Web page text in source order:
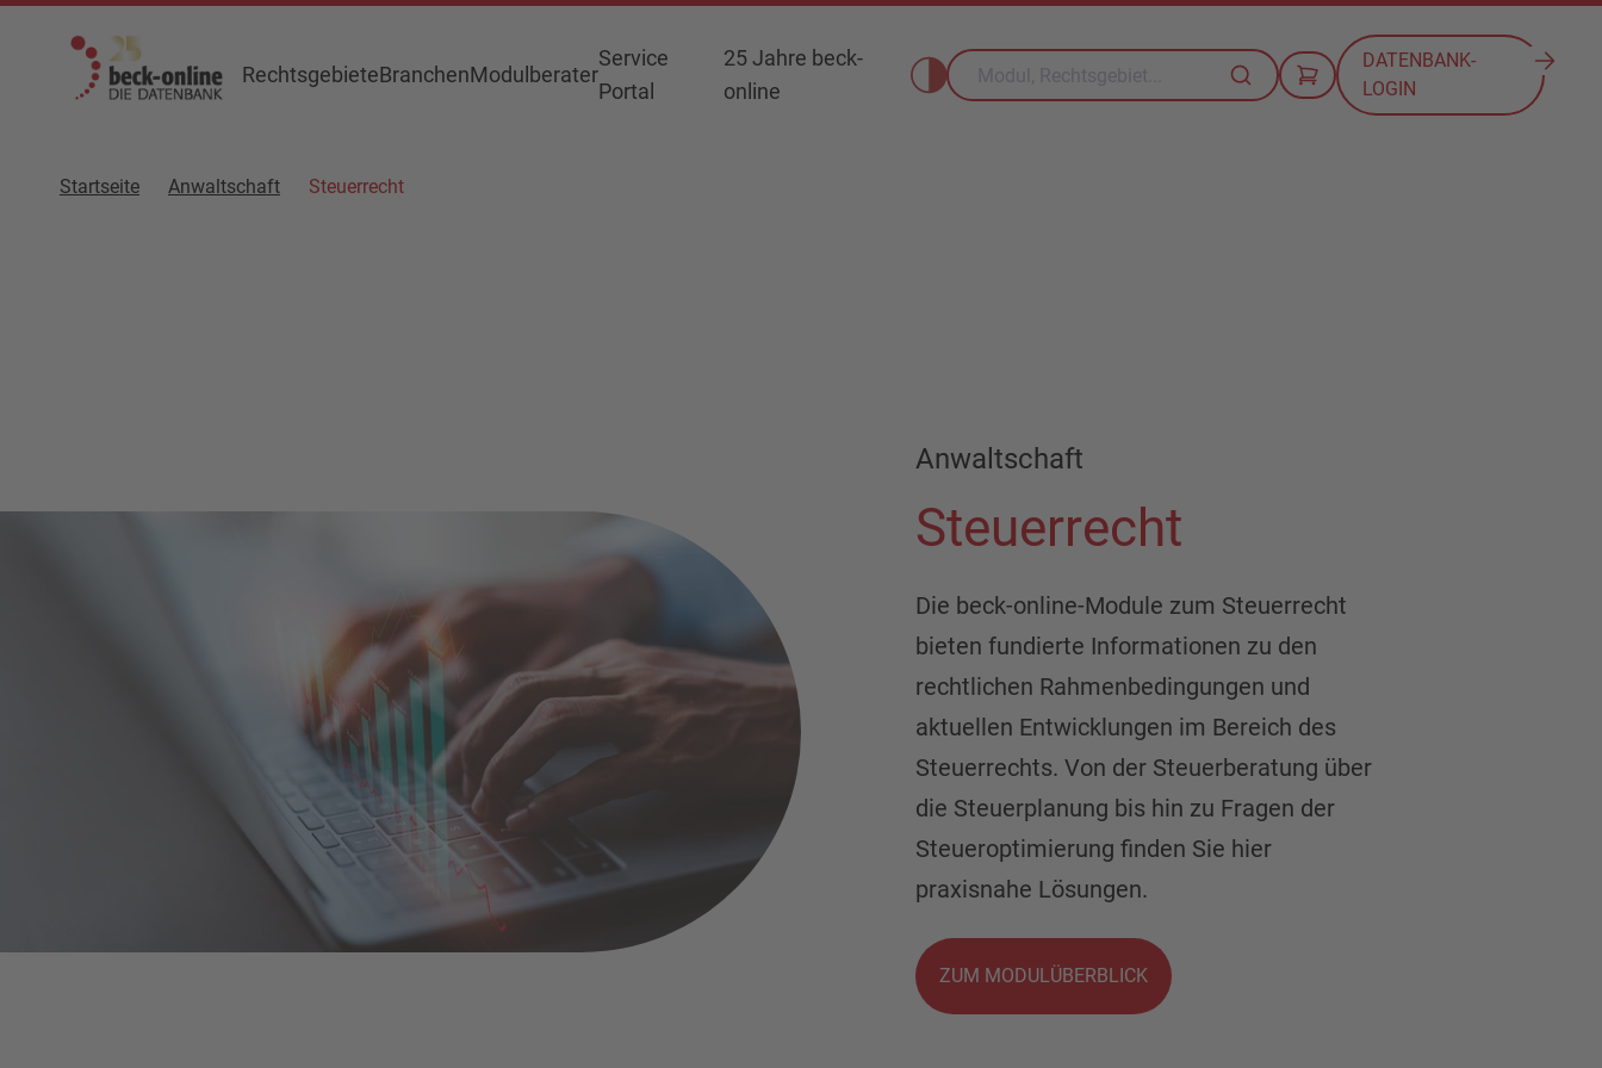
RechtsgebieteBranchenModulberater
Service
Portal
25 Jahre beck-
online
DATENBANK-
LOGIN
Startseite Anwaltschaft Steuerrecht
Anwaltschaft
Steuerrecht
Die beck-online-Module zum Steuerrecht
bieten fundierte Informationen zu den
rechtlichen Rahmenbedingungen und
aktuellen Entwicklungen im Bereich des
Steuerrechts. Von der Steuerberatung über
die Steuerplanung bis hin zu Fragen der
Steueroptimierung finden Sie hier
praxisnahe Lösungen.
ZUM MODULÜBERBLICK